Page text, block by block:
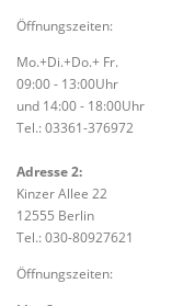
Öffnungszeiten:
Mo.+Di.+Do.+ Fr.
09:00 - 13:00Uhr
und 14:00 - 18:00Uhr
Tel.: 03361-376972
Adresse 2:
Kinzer Allee 22
12555 Berlin
Tel.: 030-80927621
Öffnungszeiten: